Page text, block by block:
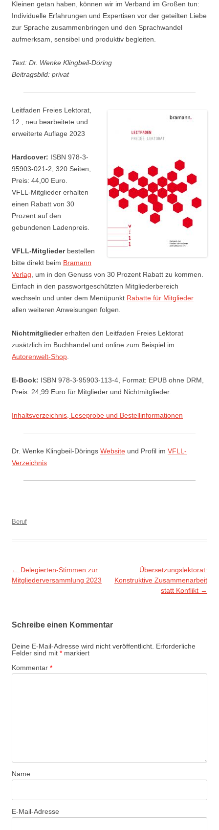
Kleinen getan haben, können wir im Verband im Großen tun:
Individuelle Erfahrungen und Expertisen vor der geteilten Liebe
zur Sprache zusammenbringen und den Sprachwandel
aufmerksam, sensibel und produktiv begleiten.
Text: Dr. Wenke Klingbeil-Döring
Beitragsbild: privat
Leitfaden Freies Lektorat,
12., neu bearbeitete und
erweiterte Auflage 2023
Hardcover: ISBN 978-3-
95903-021-2, 320 Seiten,
Preis: 44,00 Euro.
VFLL-Mitglieder erhalten
einen Rabatt von 30
Prozent auf den
gebundenen Ladenpreis.
VFLL-Mitgliederbestellen
bitte direkt beim Bramann
Verlag , um in den Genuss von 30 Prozent Rabatt zu kommen.
Einfach in den passwortgeschützten Mitgliederbereich
wechseln und unter dem Menüpunkt Rabatte für Mitglieder
allen weiteren Anweisungen folgen.
Nichtmitgliedererhalten den Leitfaden Freies Lektorat
zusätzlich im Buchhandel und online zum Beispiel im
Autorenwelt-Shop
E-Book: ISBN 978-3-95903-113-4, Format: EPUB ohne DRM,
Preis: 24,99 Euro für Mitglieder und Nichtmitglieder.
Inhaltsverzeichnis, Leseprobe und Bestellinformationen
Dr. Wenke Klingbeil-Dörings Website und Profil im VFLL-
Verzeichnis
Beruf
Beitragsnavigation
← Delegierten-Stimmen zur
Mitgliederversammlung 2023
Übersetzungslektorat:
Konstruktive Zusammenarbeit
statt Konflikt →
Schreibe einen Kommentar
Deine E-Mail-Adresse wird nicht veröffentlicht. Erforderliche
Felder sind mit * markiert
Kommentar *
Name
E-Mail-Adresse